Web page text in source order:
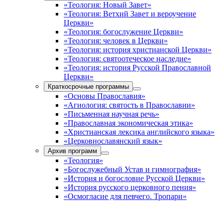
«Теология: Новый Завет»
«Теология: Ветхий Завет и вероучение
Церкви»
«Теология: богослужение Церкви»
«Теология: человек в Церкви»
«Теология: история христианской Церкви»
«Теология: святоотеческое наследие»
«Теология: история Русской Православной
Церкви»
Краткосрочные программы
«Основы Православия»
«Агиология: святость в Православии»
«Письменная научная речь»
«Православная экономическая этика»
«Христианская лексика английского языка»
«Церковнославянский язык»
Архив программ
«Теология»
«Богослужебный Устав и гимнография»
«История и богословие Русской Церкви»
«История русского церковного пения»
«Осмогласие для певчего. Тропари»